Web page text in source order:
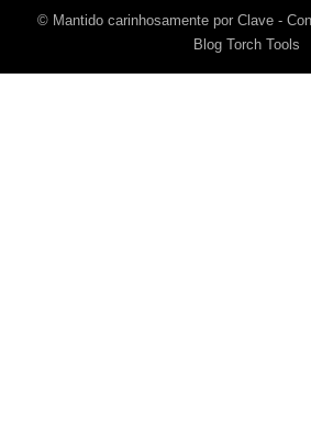
© Mantido carinhosamente por Clave -
Blog Torch Tools